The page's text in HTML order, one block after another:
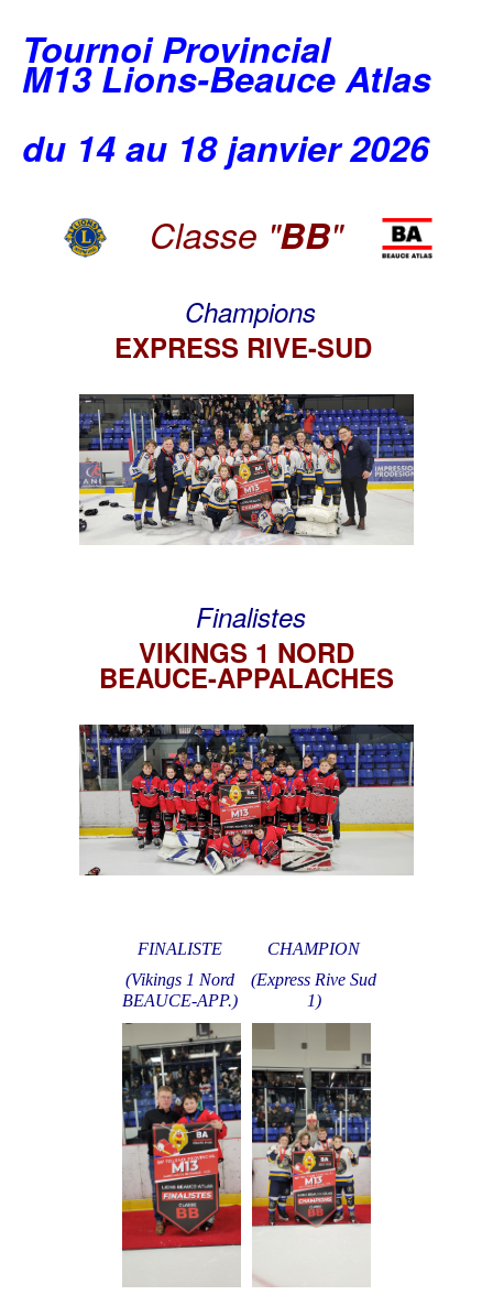
Tournoi Provincial
M13 Lions-Beauce Atlas
du 14 au 18 janvier 2026
Classe "BB"
Champions
EXPRESS RIVE-SUD
Finalistes
VIKINGS 1 NORD
BEAUCE-APPALACHES
FINALISTE
(Vikings 1 Nord
BEAUCE-APP.)
CHAMPION
(Express Rive Sud
1)